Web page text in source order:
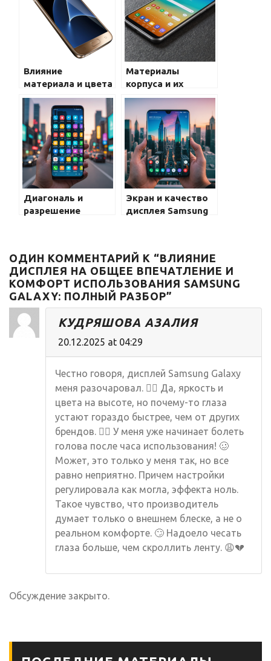
Влияние
материала и цвета
корпуса на
впечатление от
Samsung Galaxy
Материалы
корпуса и их
влияние на
долговечность
Samsung Galaxy:
полный гид
Диагональ и
разрешение
любителей
Samsung Galaxy
Экран и качество
дисплея Samsung
ОДИН КОММЕНТАРИЙ К “ВЛИЯНИЕ
ДИСПЛЕЯ НА ОБЩЕЕ ВПЕЧАТЛЕНИЕ И
КОМФОРТ ИСПОЛЬЗОВАНИЯ SAMSUNG
GALAXY: ПОЛНЫЙ РАЗБОР”
КУДРЯШОВА АЗАЛИЯ
20.12.2025 at 04:29
Честно говоря, дисплей Samsung Galaxy
меня разочаровал. 🤦‍♀️ Да, яркость и
цвета на высоте, но почему-то глаза
устают гораздо быстрее, чем от других
брендов. 🤷‍♀️ У меня уже начинает болеть
голова после часа использования! 🥴
Может, это только у меня так, но все
равно неприятно. Причем настройки
регулировала как могла, эффекта ноль.
Такое чувство, что производитель
думает только о внешнем блеске, а не о
реальном комфорте. 🙄 Надоело чесать
глаза больше, чем скроллить ленту. 😩💔
Обсуждение закрыто.